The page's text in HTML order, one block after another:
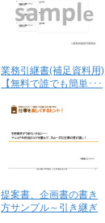
業務引継書(補足資料用)
【無料で誰でも簡単･･･
提案書、企画書の書き
方サンプル～引き継ぎ